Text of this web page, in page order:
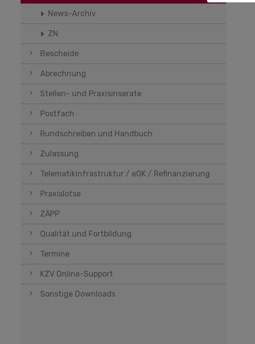
News-Archiv
ZN
Bescheide
Abrechnung
Stellen- und Praxisinserate
Postfach
Rundschreiben und Handbuch
Zulassung
Telematikinfrastruktur / eGK / Refinanzierung
Praxislotse
ZÄPP
Qualität und Fortbildung
Termine
KZV Online-Support
Sonstige Downloads